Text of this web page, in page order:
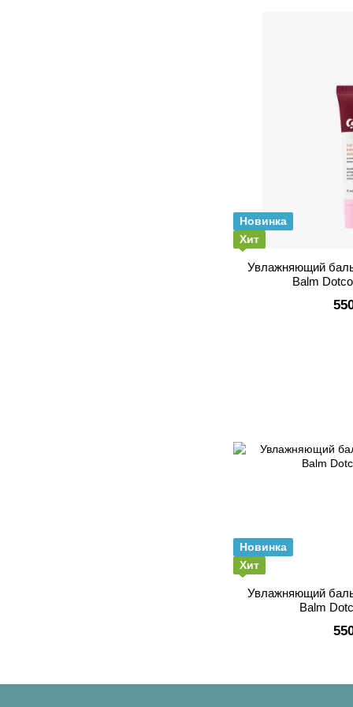
Новинка
Хит
Увлажняющий
Balm
Новинка
Хит
Увлажняющий бальзам
Balm